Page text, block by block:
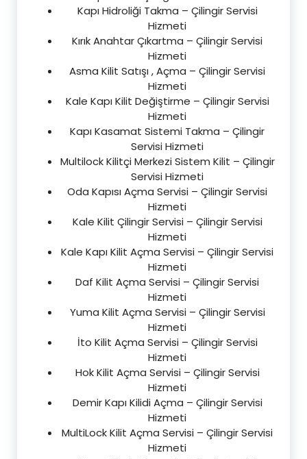
Kapı Hidroliği Takma – Çilingir Servisi
Hizmeti
Kırık Anahtar Çıkartma – Çilingir Servisi
Hizmeti
Asma Kilit Satışı , Açma – Çilingir Servisi
Hizmeti
Kale Kapı Kilit Değiştirme – Çilingir Servisi
Hizmeti
Kapı Kasamat Sistemi Takma – Çilingir
Servisi Hizmeti
Multilock Kilitçi Merkezi Sistem Kilit – Çilingir
Servisi Hizmeti
Oda Kapısı Açma Servisi – Çilingir Servisi
Hizmeti
Kale Kilit Çilingir Servisi – Çilingir Servisi
Hizmeti
Kale Kapı Kilit Açma Servisi – Çilingir Servisi
Hizmeti
Daf Kilit Açma Servisi – Çilingir Servisi
Hizmeti
Yuma Kilit Açma Servisi – Çilingir Servisi
Hizmeti
İto Kilit Açma Servisi – Çilingir Servisi
Hizmeti
Hok Kilit Açma Servisi – Çilingir Servisi
Hizmeti
Demir Kapı Kilidi Açma – Çilingir Servisi
Hizmeti
MultiLock Kilit Açma Servisi – Çilingir Servisi
Hizmeti